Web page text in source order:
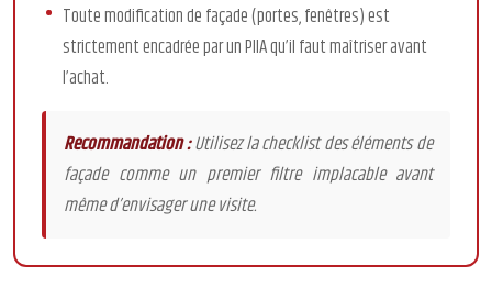
Toute modification de façade (portes, fenêtres) est
strictement encadrée par un PIIA qu’il faut maîtriser avant
l’achat.
Recommandation :Utilisez la checklist des éléments de
façade comme un premier filtre implacable avant
même d’envisager une visite.